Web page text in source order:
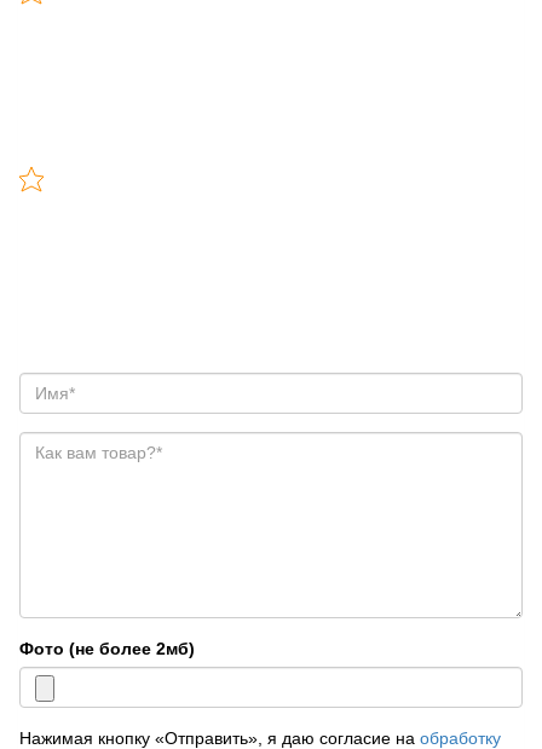
Фото (не более 2мб)
Нажимая кнопку «Отправить», я даю согласие на обработку